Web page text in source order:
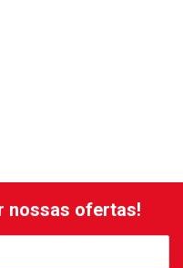
nossas ofertas!